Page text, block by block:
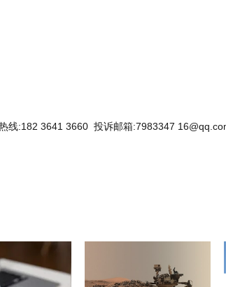
线:182 3641 3660 投诉邮箱:7983347